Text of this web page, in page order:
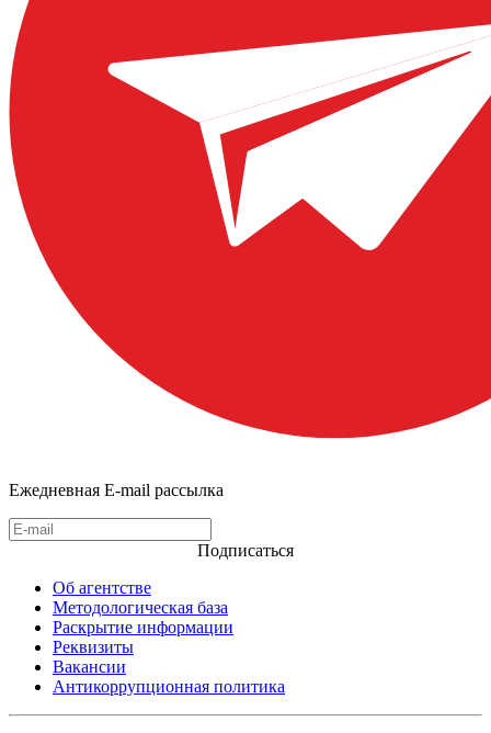
Ежедневная E-mail рассылка
Подписаться
Об агентстве
Методологическая база
Раскрытие информации
Реквизиты
Вакансии
Антикоррупционная политика